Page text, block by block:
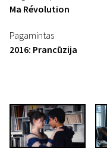
Ma Révolution
Pagamintas
2016: Prancūzija